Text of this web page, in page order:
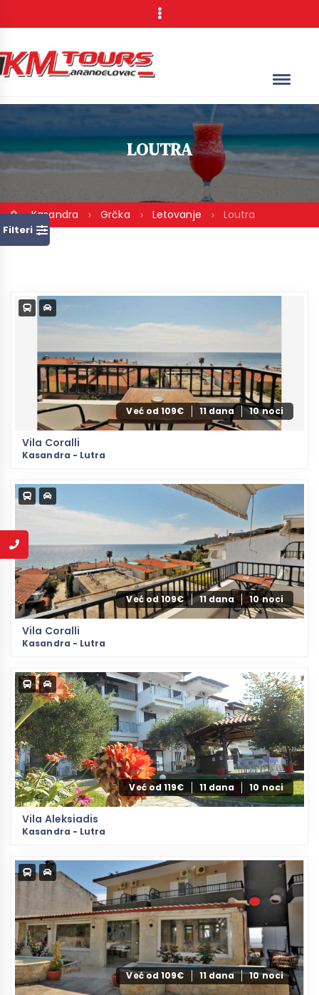
LOUTRA
Kasandra Grčka Letovanje Loutra
Filteri
Već od 109€ 11 dana 10 noci
Vila Coralli
Kasandra - Lutra
Već od 109€ 11 dana 10 noci
Vila Coralli
Kasandra - Lutra
Već od 119€ 11 dana 10 noci
Vila Aleksiadis
Kasandra - Lutra
Već od 109€ 11 dana 10 noci